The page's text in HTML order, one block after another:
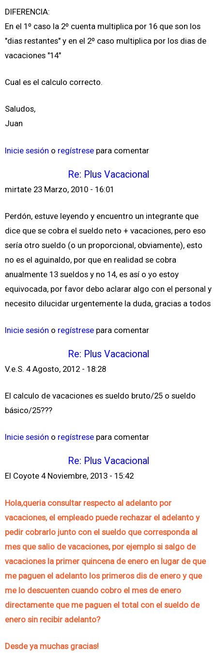
DIFERENCIA:
En el 1º caso la 2º cuenta multiplica por 16 que son los
"dias restantes" y en el 2º caso multiplica por los dias de
vacaciones "14"
Cual es el calculo correcto.
Saludos,
Juan
Inicie sesión o regístrese para comentar
Re: Plus Vacacional
mirtate 23 Marzo, 2010 - 16:01
Perdón, estuve leyendo y encuentro un integrante que
dice que se cobra el sueldo neto + vacaciones, pero eso
sería otro sueldo (o un proporcional, obviamente), esto
no es el aguinaldo, por que en realidad se cobra
anualmente 13 sueldos y no 14, es así o yo estoy
equivocada, por favor debo aclarar algo con el personal y
necesito dilucidar urgentemente la duda, gracias a todos
Inicie sesión o regístrese para comentar
Re: Plus Vacacional
V.e.S. 4 Agosto, 2012 - 18:28
El calculo de vacaciones es sueldo bruto/25 o sueldo
básico/25???
Inicie sesión o regístrese para comentar
Re: Plus Vacacional
El Coyote 4 Noviembre, 2013 - 15:42
Hola,queria consultar respecto al adelanto por
vacaciones, el empleado puede rechazar el adelanto y
pedir cobrarlo junto con el sueldo que corresponda al
mes que salio de vacaciones, por ejemplo si salgo de
vacaciones la primer quincena de enero en lugar de que
me paguen el adelanto los primeros dis de enero y que
me lo descuenten cuando cobro el mes de enero
directamente que me paguen el total con el sueldo de
enero sin recibir adelanto?
Desde ya muchas gracias!